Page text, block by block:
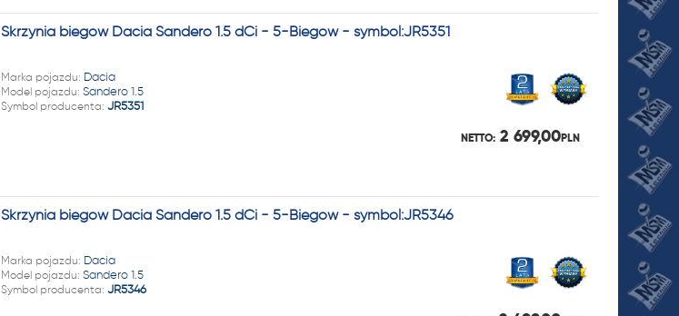
Skrzynia biegów Dacia Sandero 1.5 dCi - 5-Biegów - symbol:JR5351
Marka pojazdu: Dacia
Model pojazdu: Sandero 1.5
Symbol producenta: JR5351
NETTO: 2 699,00PLN
Skrzynia biegów Dacia Sandero 1.5 dCi - 5-Biegów - symbol:JR5346
Marka pojazdu: Dacia
Model pojazdu: Sandero 1.5
Symbol producenta: JR5346